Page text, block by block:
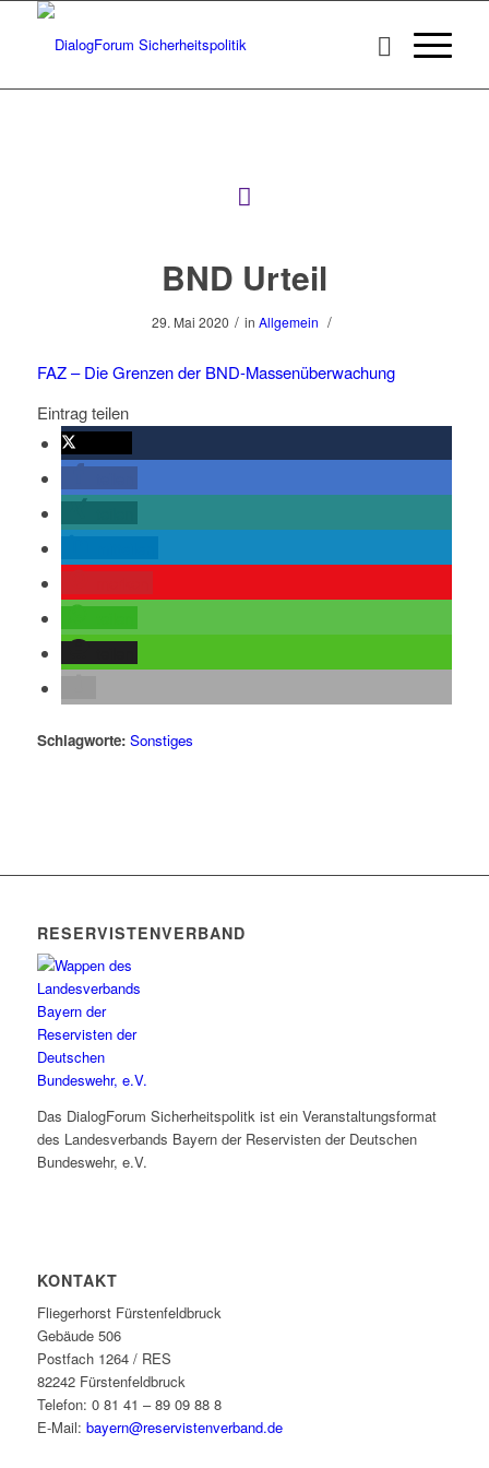
BND Urteil
29. Mai 2020 / in Allgemein /
FAZ –Die Grenzen der BND-Massenüberwachung
Eintrag teilen
Schlagworte: Sonstiges
RESERVISTENVERBAND
Das DialogForum Sicherheitspolitk ist ein Veranstaltungsformat
des Landesverbands Bayern der Reservisten der Deutschen
Bundeswehr, e.V.
KONTAKT
Fliegerhorst Fürstenfeldbruck
Gebäude 506
Postfach 1264 / RES
82242 Fürstenfeldbruck
Telefon: 0 81 41 – 89 09 88 8
E-Mail: bayern@reservistenverband.de